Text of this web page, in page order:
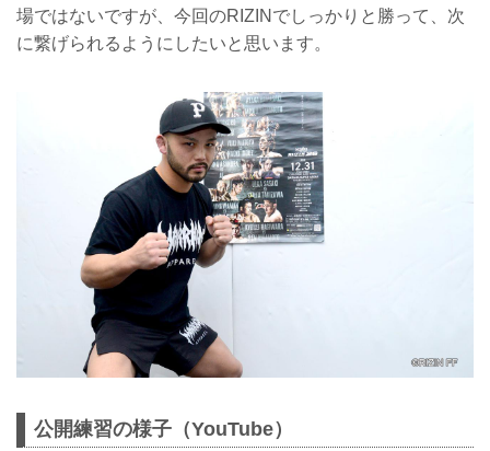
場ではないですが、今回のRIZINでしっかりと勝って、次
に繋げられるようにしたいと思います。
公開練習の様子（YouTube）